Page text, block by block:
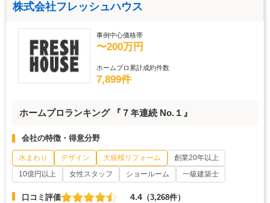
株式会社フレッシュハウス
事例中心価格帯
〜200万円
ホームプロ累計成約件数
7,899件
ホームプロランキング 『７年連続 No.１』
会社の特徴・得意分野
水まわり デザイン 大規模リフォーム
創業20年以上
10億円以上
女性スタッフ ショールーム 一級建築士
口コミ評価 4.4 （3,268件）